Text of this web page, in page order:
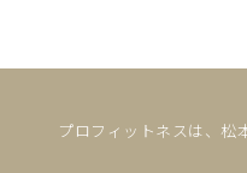
プロフィットネスは、松